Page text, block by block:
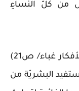
من كلّ النّساءِ
يبدو الكاتب في نصّ (هذه هي أشدّ الأفكار غباء/ ص21)
البشريّة من